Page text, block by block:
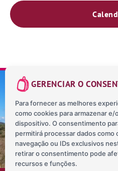
SOBRE NÓS CONTATO
POLÍTICA DE
GERENCIAR O
Para fornecer as melhores
como cookies para armazenar
dispositivo. O consentimento
permitirá processar dados como
navegação ou IDs exclusivos
retirar o consentimento pode
recursos e funções.